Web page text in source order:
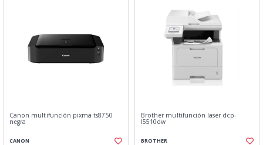
Canon multifunción pixma ts8750
negra
CANON
Brother multifunción laser dcp-
l5510dw
BROTHER